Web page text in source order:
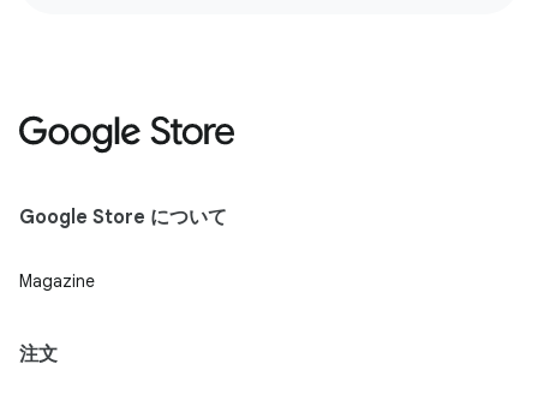
Google Store について
Magazine
注文